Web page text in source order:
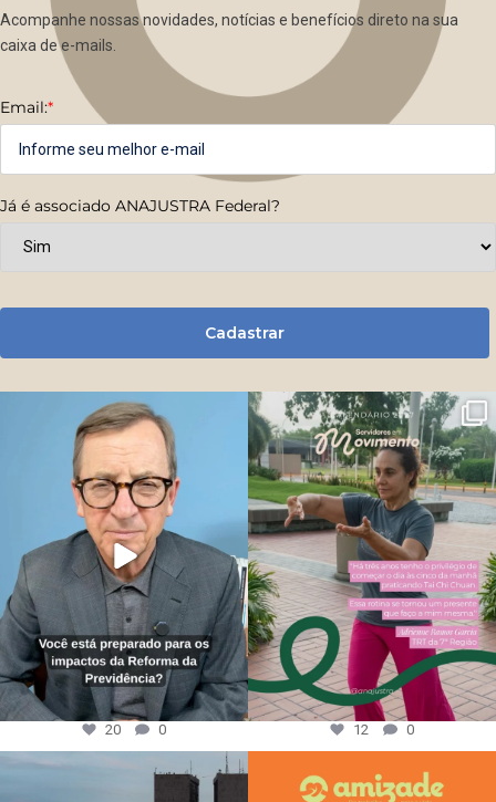
Acompanhe nossas novidades, notícias e benefícios direto na sua
caixa de e-mails.
Email:*
Já é associado ANAJUSTRA Federal?
Cadastrar
20 0 12 0